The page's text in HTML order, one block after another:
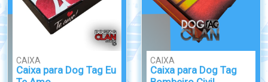
CAIXA
Caixa para Dog Tag Eu
CAIXA
Caixa para Dog Tag